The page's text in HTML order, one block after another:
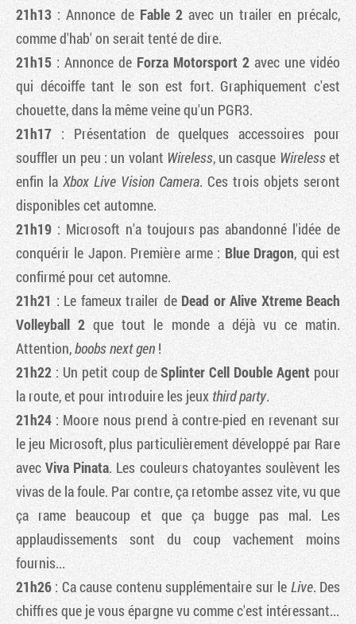
21h13 : Annonce de Fable 2 avec un trailer en précalc,
comme d'hab' on serait tenté de dire.
21h15 : Annonce de Forza Motorsport 2 avec une vidéo
qui décoiffe tant le son est fort. Graphiquement c'est
chouette, dans la même veine qu'un PGR3.
21h17 : Présentation de quelques accessoires pour
souffler un peu : un volant Wireless, un casque Wirelesset
enfin la Xbox Live Vision Camera. Ces trois objets seront
disponibles cet automne.
21h19 : Microsoft n'a toujours pas abandonné l'idée de
conquérir le Japon. Première arme : Blue Dragon, qui est
confirmé pour cet automne.
21h21 : Le fameux trailer de Dead or Alive Xtreme Beach
Volleyball 2 que tout le monde a déjà vu ce matin.
Attention,boobs next gen !
21h22 : Un petit coup deSplinter Cell Double Agent pour
la route, et pour introduire les jeux third party.
21h24 : Moore nous prend à contre-pied en revenant sur
le jeu Microsoft, plus particulièrement développé par Rare
avecViva Pinata. Les couleurs chatoyantes soulèvent les
vivas de la foule. Par contre, ça retombe assez vite, vu que
ça rame beaucoup et que ça bugge pas mal. Les
applaudissements sont du coup vachement moins
fournis...
21h26 : Ca cause contenu supplémentaire sur le Live. Des
chiffres que je vous épargne vu comme c'est intéressant...